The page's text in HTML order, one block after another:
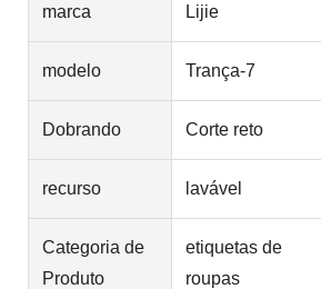
marca Lijie
modelo Trança-7
Dobrando Corte reto
recurso lavável
Categoria de
Produto
etiquetas de
roupas